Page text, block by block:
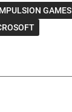
GAMES
window